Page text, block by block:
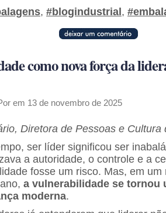
, #blogindustrial ,
como nova força da
em 13 de novembro de 2025
Diretora de Pessoas e Cultura
ser líder significou ser
a autoridade, o controle e a
fosse um risco. Mas, em
a vulnerabilidade se tornou
moderna.